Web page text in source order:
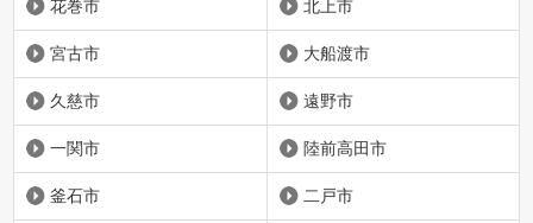
花巻市 北上市
宮古市 大船渡市
久慈市 遠野市
一関市 陸前高田市
釜石市 二戸市